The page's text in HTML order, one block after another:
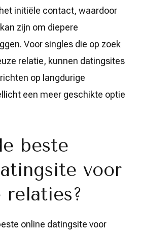
initiële contact, waardoor
zijn om diepere
Voor singles die op zoek
relatie, kunnen datingsites
op langdurige
een meer geschikte optie
beste
voor
relaties?
online datingsite voor